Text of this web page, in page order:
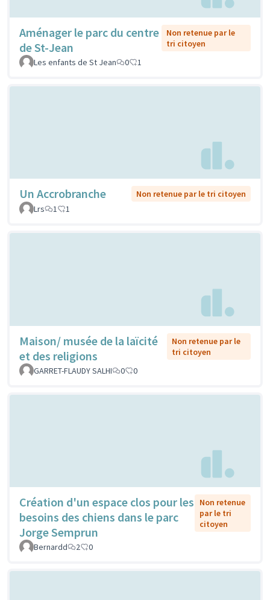
Aménager le parc du centre
de St-Jean
Non retenue par le
tri citoyen
Les enfants de St Jean
0 1
Un Accrobranche
Non retenue par le tri citoyen
Lrs
1 1
Maison/ musée de la laïcité
et des religions
Non retenue par le
tri citoyen
GARRET-FLAUDY SALHI
0 0
Création d'un espace clos pour les
besoins des chiens dans le parc
Jorge Semprun
Non retenue
par le tri
citoyen
Bernardd 2 0